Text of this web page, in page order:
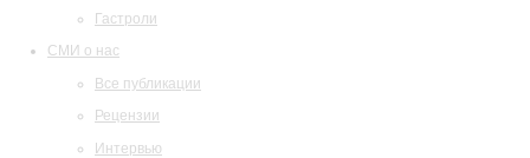
Гастроли
СМИ о нас
Все публикации
Рецензии
Интервью